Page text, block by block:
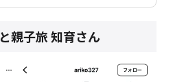
親子旅 知育さん